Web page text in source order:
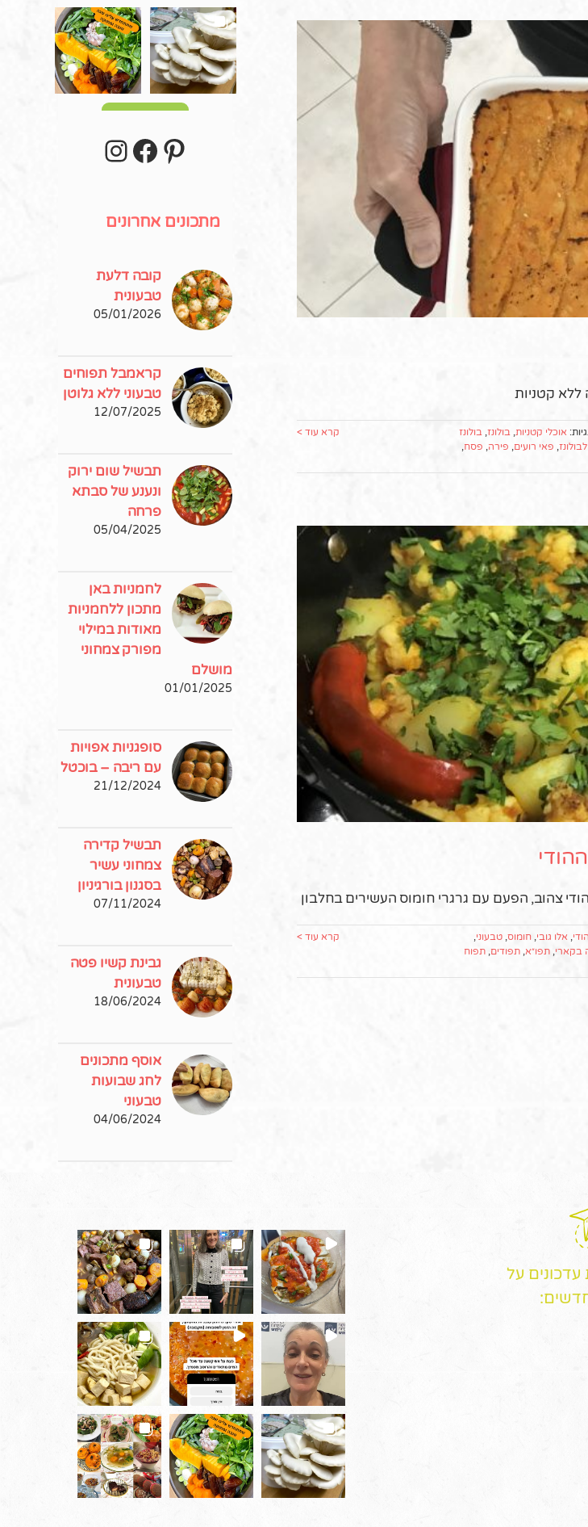
ללא קטניות
אוכלי קטניות בולונז בולונז
פאי רועים פירה פסח
קרא עוד >
צהוב, הפעם עם גרגרי חומוס העשירים בחלבון
, אלו גובי, חומוס, טבעוני,
בקארי, תפו״א, תפודים, תפוח
קרא עוד >
Pinterest
מתכונים אחרונים
קובה דלעת
טבעונית
05/01/2026
קראמבל תפוחים
טבעוני ללא גלוטן
12/07/2025
תבשיל שום ירוק
ונענע של סבתא
פרחה
05/04/2025
לחמניות באן
מתכון ללחמניות
מאודות במילוי
מפורק צמחוני
מושלם
01/01/2025
סופגניות אפויות
עם ריבה – בוכטל
21/12/2024
תבשיל קדירה
צמחוני עשיר
בסגנון בורגיניון
07/11/2024
גבינת קשיו פטה
טבעונית
18/06/2024
אוסף מתכונים
לחג שבועות
טבעוני
04/06/2024
על